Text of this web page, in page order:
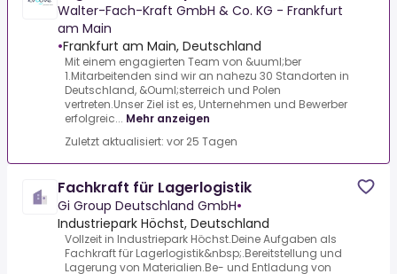
Walter-Fach-Kraft GmbH & Co. KG - Frankfurt
am Main
•Frankfurt am Main, Deutschland
Mit einem engagierten Team von &uuml;ber
1.Mitarbeitenden sind wir an nahezu 30 Standorten in
Deutschland, &Ouml;sterreich und Polen
vertreten.Unser Ziel ist es, Unternehmen und Bewerber
erfolgreic... Mehr anzeigen
Zuletzt aktualisiert: vor 25 Tagen
Fachkraft für Lagerlogistik
Gi Group Deutschland GmbH•
Industriepark Höchst, Deutschland
Vollzeit in Industriepark Höchst.Deine Aufgaben als
Fachkraft für Lagerlogistik&nbsp;.Bereitstellung und
Lagerung von Materialien.Be- und Entladung von